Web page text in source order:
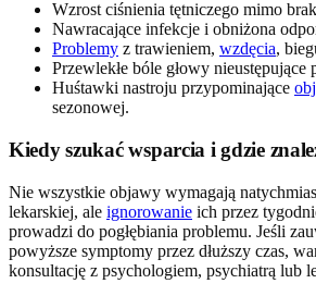
Wzrost ciśnienia tętniczego mimo
Nawracające infekcje i obniżona
Problemy z trawieniem, wzdęcia,
Przewlekłe bóle głowy nieustępujące
Huśtawki nastroju przypominające
sezonowej.
Kiedy szukać wsparcia i gdzie
Nie wszystkie objawy wymagają
lekarskiej, ale ignorowanie ich przez
prowadzi do pogłębiania problemu. Jeśli
powyższe symptomy przez dłuższy czas,
konsultację z psychologiem, psychiatrą lub